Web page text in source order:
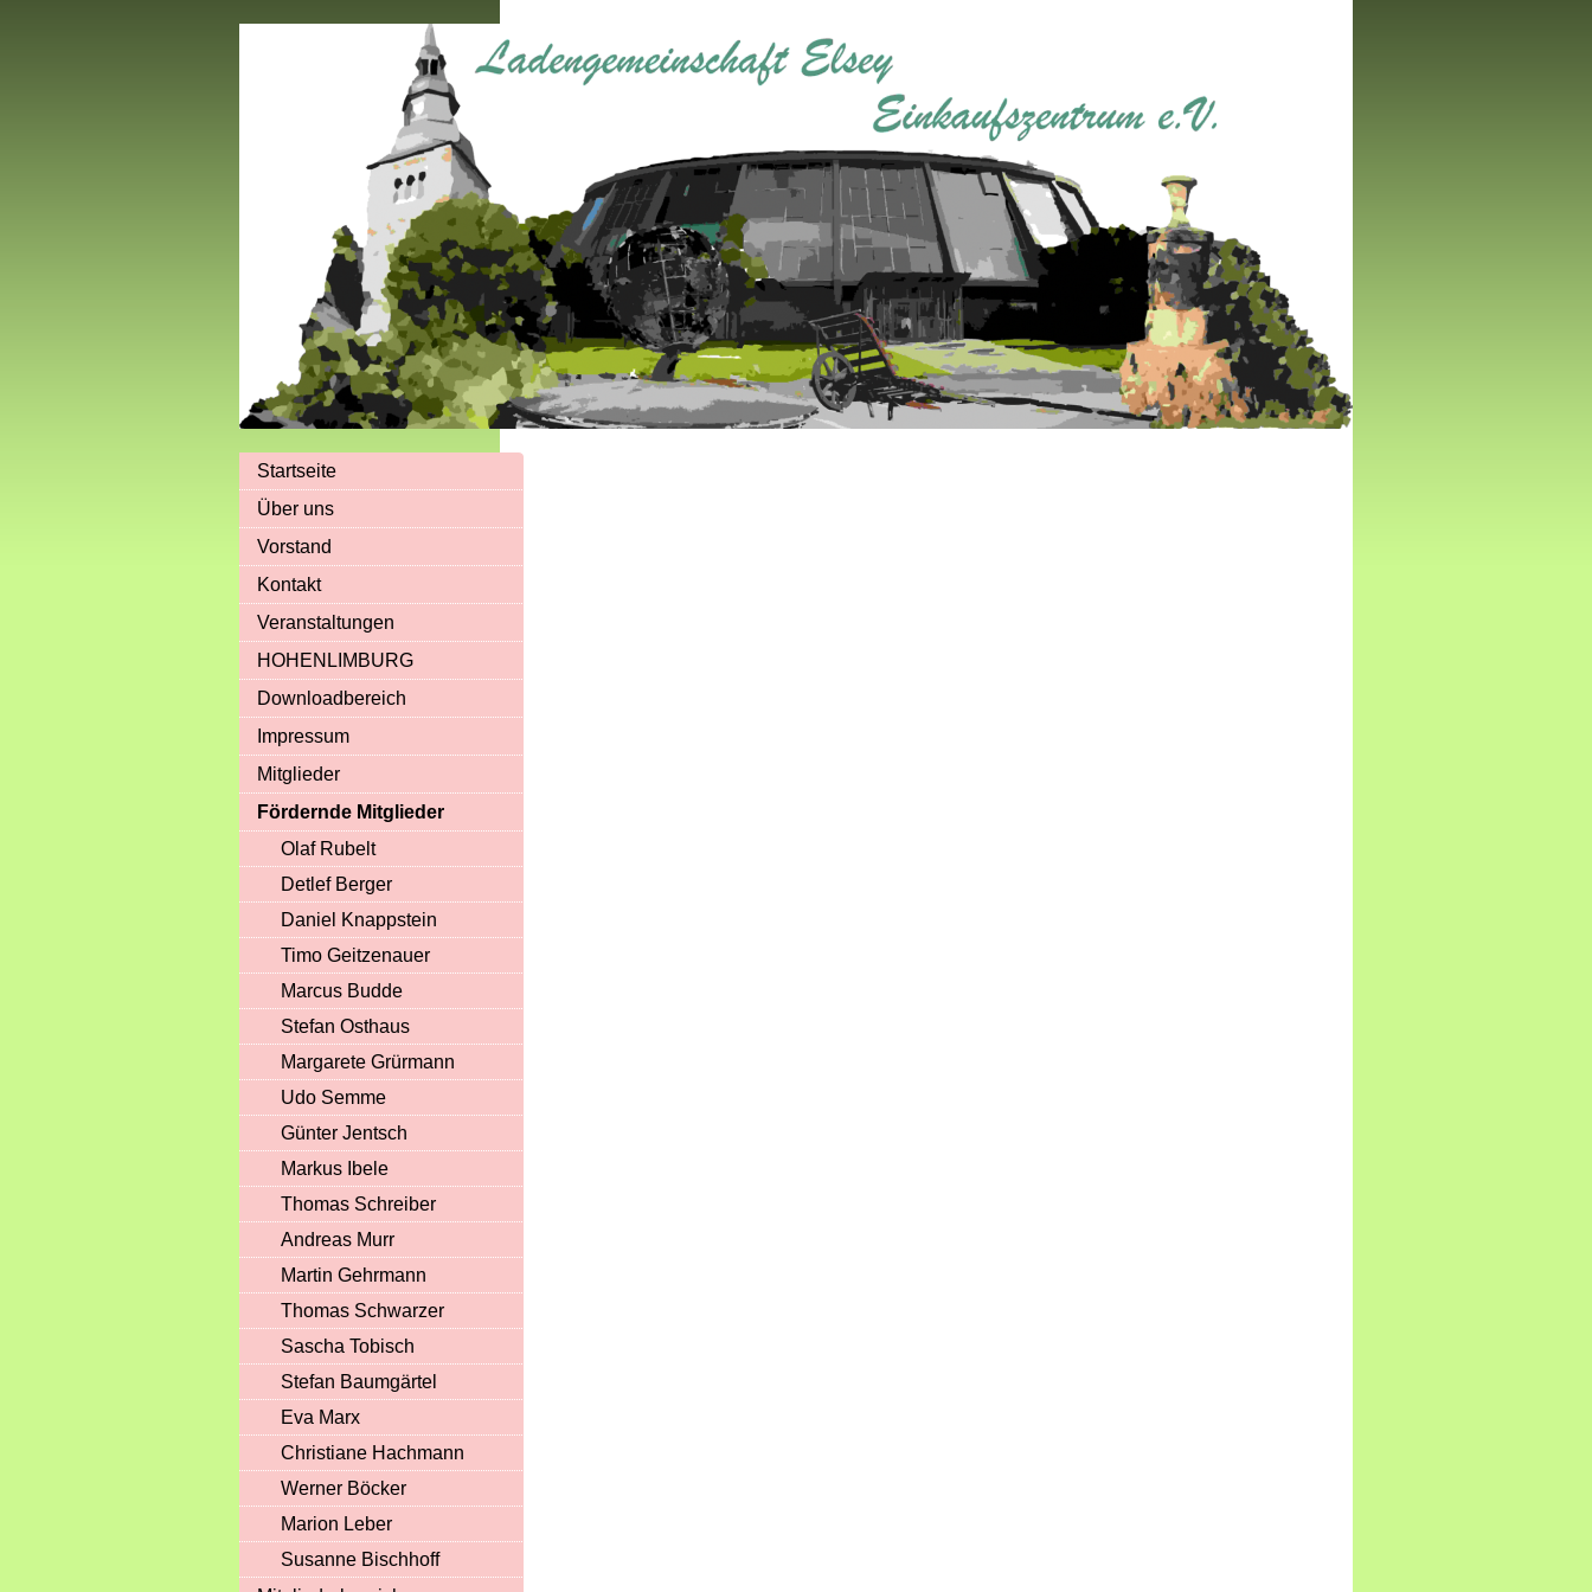
Startseite
Über uns
Vorstand
Kontakt
Veranstaltungen
HOHENLIMBURG
Downloadbereich
Impressum
Mitglieder
Fördernde Mitglieder
Olaf Rubelt
Detlef Berger
Daniel Knappstein
Timo Geitzenauer
Marcus Budde
Stefan Osthaus
Margarete Grürmann
Udo Semme
Günter Jentsch
Markus Ibele
Thomas Schreiber
Andreas Murr
Martin Gehrmann
Thomas Schwarzer
Sascha Tobisch
Stefan Baumgärtel
Eva Marx
Christiane Hachmann
Werner Böcker
Marion Leber
Susanne Bischhoff